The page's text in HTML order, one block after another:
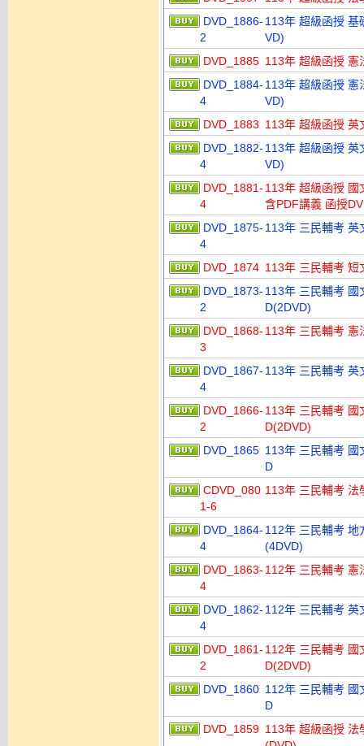
DVD_1886-
2
113年 超級函授 基
VD)
DVD_1885 113年 超級函授 憲
DVD_1884-
4
113年 超級函授 憲
VD)
DVD_1883 113年 超級函授 英
DVD_1882-
4
113年 超級函授 英
VD)
DVD_1881-
4
113年 超級函授 國
含PDF講義 函授
DVD_1875-
4
113年 三民輔考 英
DVD_1874 113年 三民輔考 短
DVD_1873-
2
113年 三民輔考 國
D(2DVD)
DVD_1868-
3
113年 三民輔考 憲
DVD_1867-
4
113年 三民輔考 英
DVD_1866-
2
113年 三民輔考 國
D(2DVD)
DVD_1865 113年 三民輔考 國
D
CDVD_080
1-6
113年 三民輔考 法
DVD_1864-
4
112年 三民輔考 地
(4DVD)
DVD_1863-
4
112年 三民輔考 憲
DVD_1862-
4
112年 三民輔考 英
DVD_1861-
2
112年 三民輔考 國
D(2DVD)
DVD_1860 112年 三民輔考 國
D
DVD_1859 113年 超級函授 法